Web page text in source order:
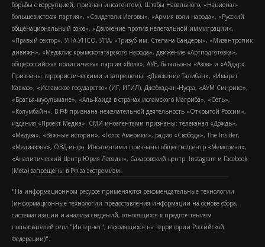
борьбы с коррупцией, признан иноагентом), Штабы Навального, «Национал-
большевистская партия», «Свидетели Иеговы», «Армия воли народа», «Русский
общенациональный союз», «Движение против нелегальной иммиграции»,
«Правый сектор», УНА-УНСО, УПА, «Тризуб им. Степана Бандеры», «Мизантропик
дивижн», «Меджлис крымскотатарского народа», движение «Артподготовка»,
общероссийская политическая партия «Воля», АУЕ, батальоны «Азов» и «Айдар».
Признаны террористическими и запрещены: «Движение Талибан», «Имарат
Кавказ», «Исламское государство» (ИГ, ИГИЛ), Джебхад-ан-Нусра, «АУМ Синрике»,
«Братья-мусульмане», «Аль-Каида в странах исламского Магриба», «Сеть»,
«Колумбайн». В РФ признана нежелательной деятельность «Открытой России»,
издания «Проект Медиа». СМИ-иноагентами признаны: телеканал «Дождь»,
«Медуза», «Важные истории», «Голос Америки», радио «Свобода», The Insider,
«Медиазона», ОВД-инфо. Иноагентами признаны общество/центр «Мемориал»,
«Аналитический Центр Юрия Левады», Сахаровский центр. Instagram и Facebook
(Metа) запрещены в РФ за экстремизм.
"На информационном ресурсе применяются рекомендательные технологии
(информационные технологии предоставления информации на основе сбора,
систематизации и анализа сведений, относящихся к предпочтениям
пользователей сети "Интернет", находящихся на территории Российской
Федерации)".